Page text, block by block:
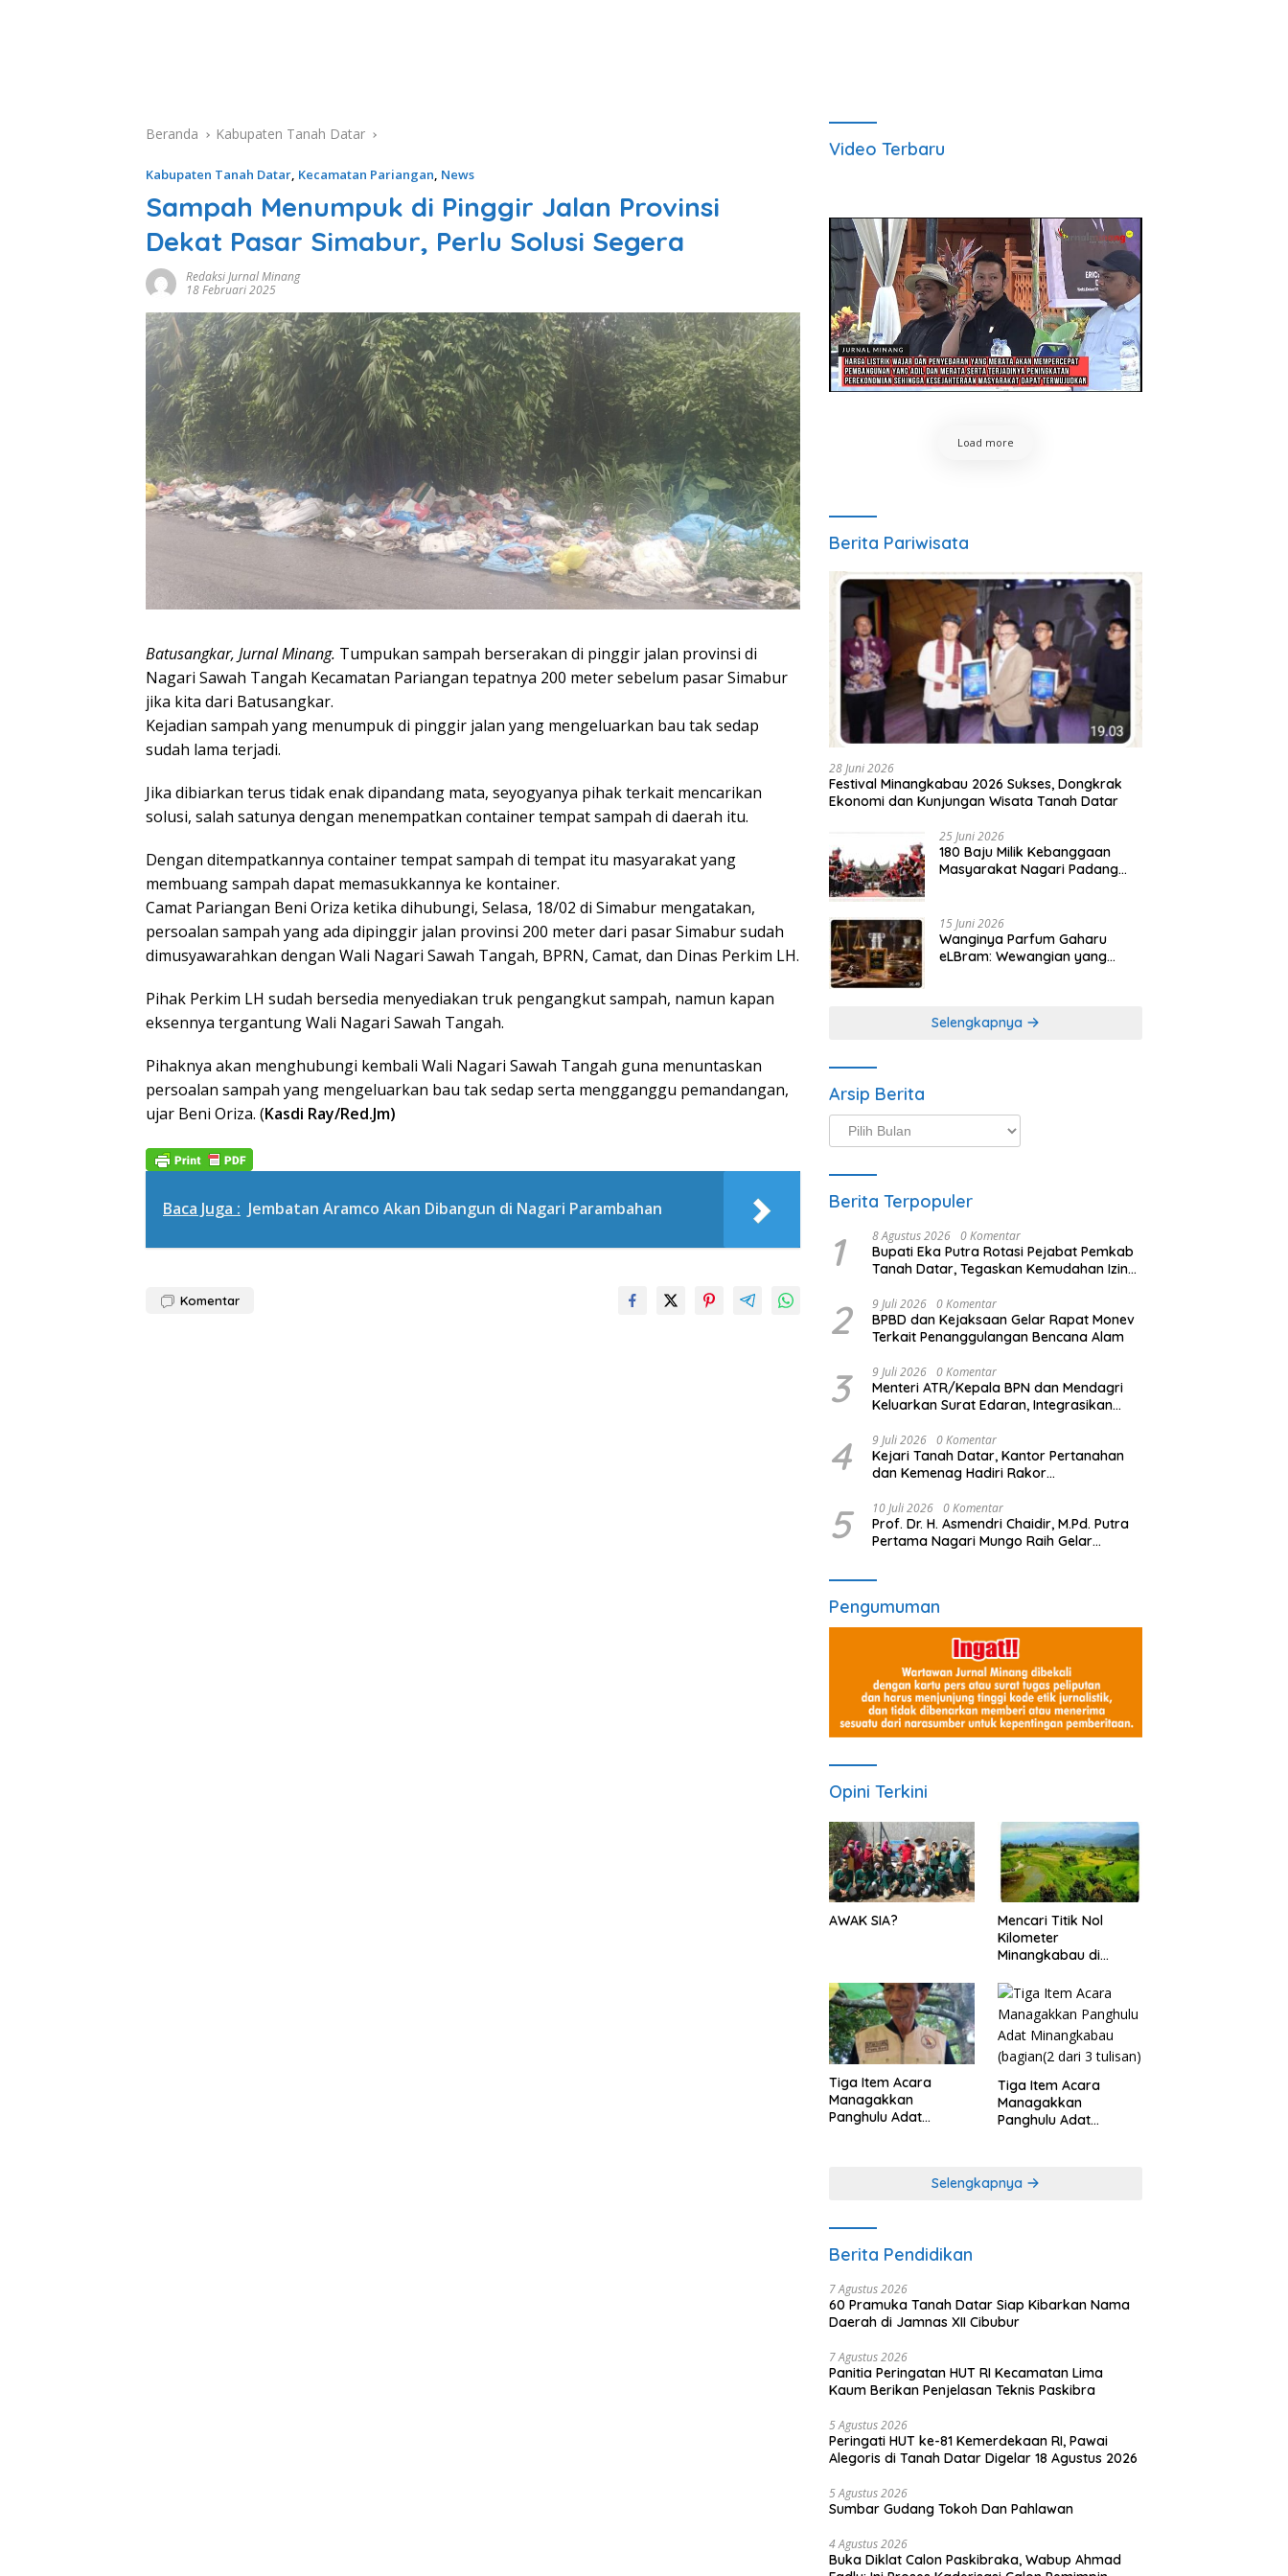
Beranda Kabupaten Tanah Datar
Kabupaten Tanah Datar, Kecamatan Pariangan, News
Sampah Menumpuk di Pinggir Jalan Provinsi
Dekat Pasar Simabur, Perlu Solusi Segera
Redaksi Jurnal Minang
18 Februari 2025
Batusangkar, Jurnal Minang. Tumpukan sampah berserakan di pinggir jalan provinsi di
Nagari Sawah Tangah Kecamatan Pariangan tepatnya 200 meter sebelum pasar Simabur
jika kita dari Batusangkar.
Kejadian sampah yang menumpuk di pinggir jalan yang mengeluarkan bau tak sedap
sudah lama terjadi.
Jika dibiarkan terus tidak enak dipandang mata, seyogyanya pihak terkait mencarikan
solusi, salah satunya dengan menempatkan container tempat sampah di daerah itu.
Dengan ditempatkannya container tempat sampah di tempat itu masyarakat yang
membuang sampah dapat memasukkannya ke kontainer.
Camat Pariangan Beni Oriza ketika dihubungi, Selasa, 18/02 di Simabur mengatakan,
persoalan sampah yang ada dipinggir jalan provinsi 200 meter dari pasar Simabur sudah
dimusyawarahkan dengan Wali Nagari Sawah Tangah, BPRN, Camat, dan Dinas Perkim LH.
Pihak Perkim LH sudah bersedia menyediakan truk pengangkut sampah, namun kapan
eksennya tergantung Wali Nagari Sawah Tangah.
Pihaknya akan menghubungi kembali Wali Nagari Sawah Tangah guna menuntaskan
persoalan sampah yang mengeluarkan bau tak sedap serta mengganggu pemandangan,
ujar Beni Oriza. (Kasdi Ray/Red.Jm)
Baca Juga : Jembatan Aramco Akan Dibangun di Nagari Parambahan
Komentar
Video Terbaru
Load more
Berita Pariwisata
28 Juni 2026
Festival Minangkabau 2026 Sukses, Dongkrak
Ekonomi dan Kunjungan Wisata Tanah Datar
25 Juni 2026
180 Baju Milik Kebanggaan
Masyarakat Nagari Padang
Minangkabau
15 Juni 2026
Wanginya Parfum Gaharu
eLBram: Wewangian yang
Selengkapnya
Arsip Berita
Arsip
Berita
Berita Terpopuler
1 8 Agustus 2026 0 Komentar
Bupati Eka Putra Rotasi Pejabat Pemkab
Tanah Datar, Tegaskan Kemudahan Izin
2 9 Juli 2026 0 Komentar
BPBD dan Kejaksaan Gelar Rapat Monev
Terkait Penanggulangan Bencana Alam
3 9 Juli 2026 0 Komentar
Menteri ATR/Kepala BPN dan Mendagri
Keluarkan Surat Edaran, Integrasikan
4 9 Juli 2026 0 Komentar
Kejari Tanah Datar, Kantor Pertanahan
dan Kemenag Hadiri Rakor
5 10 Juli 2026 0 Komentar
Prof. Dr. H. Asmendri Chaidir, M.Pd. Putra
Pertama Nagari Mungo Raih Gelar
Pengumuman
Opini Terkini
AWAK SIA?
Mencari Titik Nol
Kilometer
Minangkabau di
Dimanakah Lokasi
nya?
Tiga Item Acara
Managakkan
Panghulu Adat
Tiga Item Acara
Managakkan
Panghulu Adat
Selengkapnya
Berita Pendidikan
7 Agustus 2026
60 Pramuka Tanah Datar Siap Kibarkan Nama
Daerah di Jamnas XII Cibubur
7 Agustus 2026
Panitia Peringatan HUT RI Kecamatan Lima
Kaum Berikan Penjelasan Teknis Paskibra
5 Agustus 2026
Peringati HUT ke-81 Kemerdekaan RI, Pawai
Alegoris di Tanah Datar Digelar 18 Agustus 2026
5 Agustus 2026
Sumbar Gudang Tokoh Dan Pahlawan
4 Agustus 2026
Buka Diklat Calon Paskibraka, Wabup Ahmad